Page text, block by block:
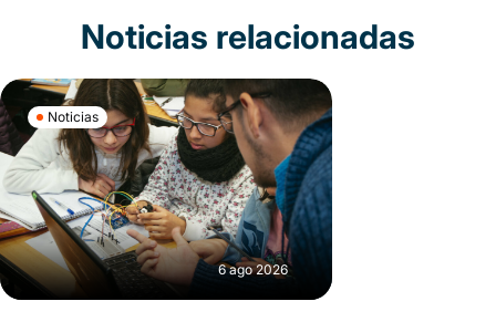
Noticias relacionadas
Noticias
6 ago 2026